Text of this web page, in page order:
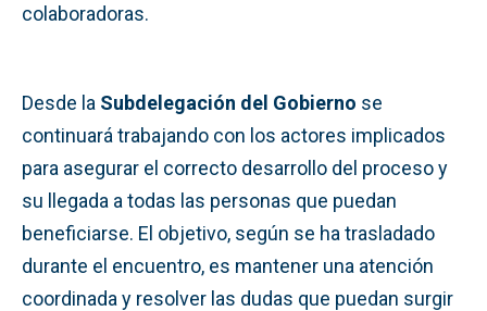
colaboradoras.
Desde la Subdelegación del Gobierno se
continuará trabajando con los actores implicados
para asegurar el correcto desarrollo del proceso y
su llegada a todas las personas que puedan
beneficiarse. El objetivo, según se ha trasladado
durante el encuentro, es mantener una atención
coordinada y resolver las dudas que puedan surgir